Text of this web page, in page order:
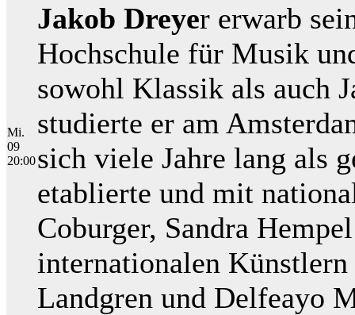
Mi.
09
20:00
Jakob Dreyer erwarb
Hochschule für Musik
sowohl Klassik als auch
studierte er am
sich viele Jahre lang als
etablierte und mit
Coburger, Sandra
internationalen
Landgren und Delfeayo